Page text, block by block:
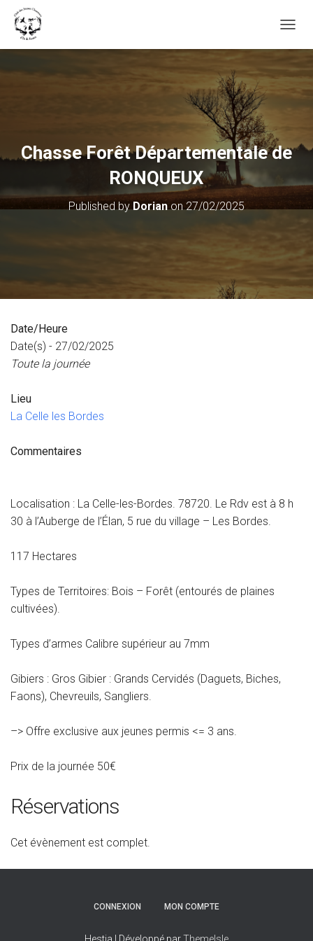
Chasse Forêt Départementale de
RONQUEUX
Published byDorianon27/02/2025
Date/Heure
Date(s) - 27/02/2025
Toute la journée
Lieu
La Celle les Bordes
Commentaires
Localisation : La Celle-les-Bordes. 78720. Le Rdv est à 8 h
30 à l’Auberge de l’Élan, 5 rue du village – Les Bordes.
117 Hectares
Types de Territoires: Bois – Forêt (entourés de plaines
cultivées).
Types d’armes Calibre supérieur au 7mm
Gibiers : Gros Gibier : Grands Cervidés (Daguets, Biches,
Faons), Chevreuils, Sangliers.
–> Offre exclusive aux jeunes permis <= 3 ans.
Prix de la journée 50€
Réservations
Cet évènement est complet.
CONNEXION MON COMPTE